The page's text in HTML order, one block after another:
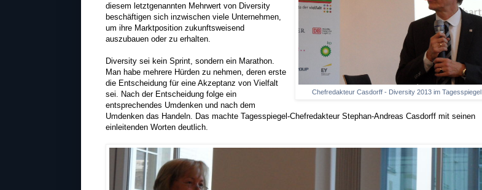
Chefredakteur Casdorff - Diversity 2013 im Tagesspiegel
diesem letztgenannten Mehrwert von Diversity
beschäftigen sich inzwischen viele Unternehmen,
um ihre Marktposition zukunftsweisend
auszubauen oder zu erhalten.
Diversity sei kein Sprint, sondern ein Marathon.
Man habe mehrere Hürden zu nehmen, deren erste
die Entscheidung für eine Akzeptanz von Vielfalt
sei. Nach der Entscheidung folge ein
entsprechendes Umdenken und nach dem
Umdenken das Handeln. Das machte Tagesspiegel-Chefredakteur Stephan-Andreas Casdorff mit seinen
einleitenden Worten deutlich.